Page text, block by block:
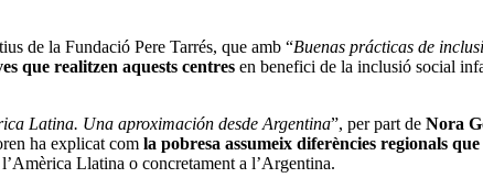
de la Fundació Pere Tarrés, que amb “Buenas prácticas de
que realitzen aquests centres en benefici de la inclusió social
Latina. Una aproximación desde Argentina”, per part de Nora
ha explicat com la pobresa assumeix diferències regionals
Llatina o concretament a l’Argentina.